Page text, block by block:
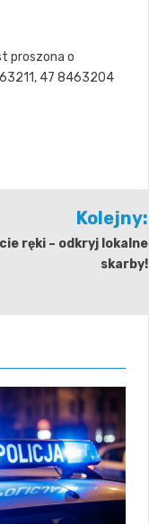
proszona o
47 8463204
Kolejny:
ręki – odkryj lokalne
skarby!